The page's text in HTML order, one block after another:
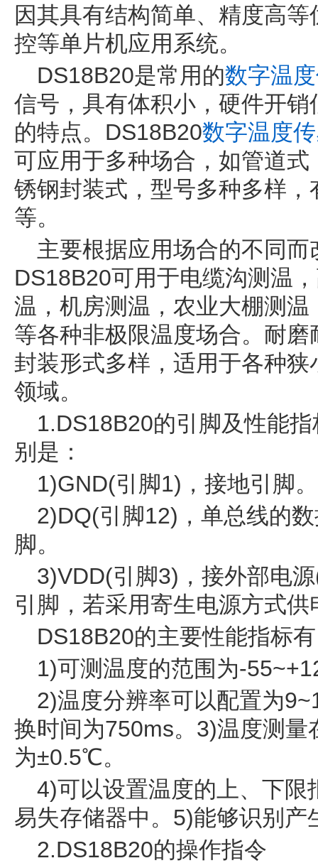
因其具有结构简单、精度高
控等单片机应用系统。
DS18B20是常用的数字温
信号，具有体积小，硬件开
的特点。DS18B20数字温度
可应用于多种场合，如管道
锈钢封装式，型号多种多样
等。
主要根据应用场合的不同
DS18B20可用于电缆沟测温
温，机房测温，农业大棚测
等各种非极限温度场合。耐
封装形式多样，适用于各种
领域。
1.DS18B20的引脚及性能
别是：
1)GND(引脚1)，接地引脚。
2)DQ(引脚12)，单总线的
脚。
3)VDD(引脚3)，接外部电
引脚，若采用寄生电源方式
DS18B20的主要性能指标
1)可测温度的范围为-
2)温度分辨率可以配置为
换时间为750ms。3)温度测
为±0.5℃。
4)可以设置温度的上、下
易失存储器中。5)能够识别产
2.DS18B20的操作指令